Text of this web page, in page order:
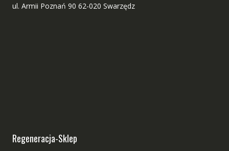
ul. Armii Poznań 90 62-020 Swarzędz
Regeneracja-Sklep